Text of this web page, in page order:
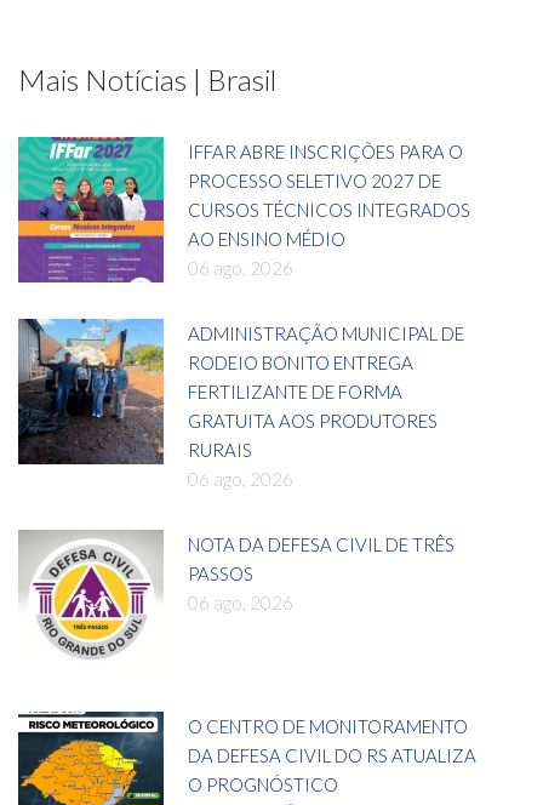
Mais Notícias | Brasil
IFFAR ABRE INSCRIÇÕES PARA O
PROCESSO SELETIVO 2027 DE
CURSOS TÉCNICOS INTEGRADOS
AO ENSINO MÉDIO
06 ago, 2026
ADMINISTRAÇÃO MUNICIPAL DE
RODEIO BONITO ENTREGA
FERTILIZANTE DE FORMA
GRATUITA AOS PRODUTORES
RURAIS
06 ago, 2026
NOTA DA DEFESA CIVIL DE TRÊS
PASSOS
06 ago, 2026
O CENTRO DE MONITORAMENTO
DA DEFESA CIVIL DO RS ATUALIZA
O PROGNÓSTICO